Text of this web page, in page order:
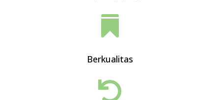

Berkualitas
